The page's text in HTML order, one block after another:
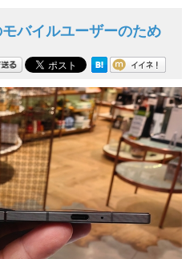
バイルユーザーのため